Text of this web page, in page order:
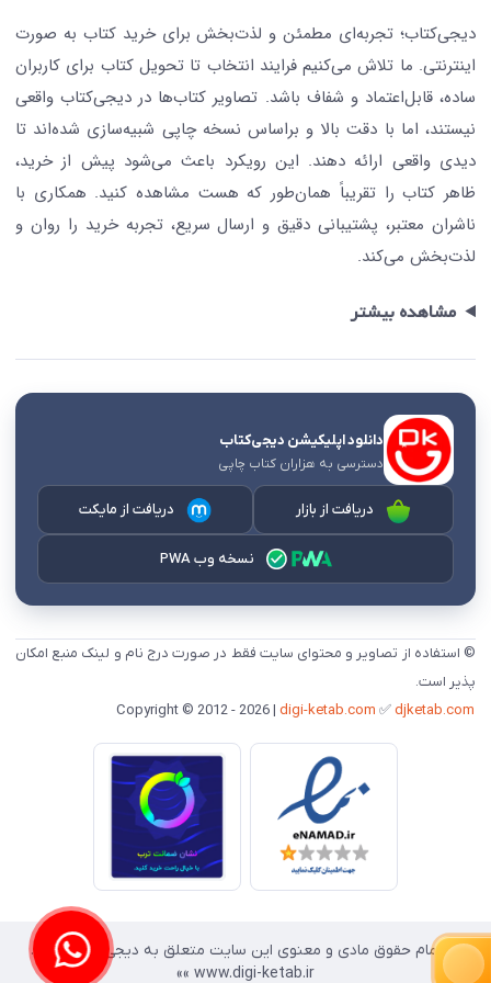
کتابیاب
دیجی‌کتاب؛ تجربه‌ای مطمئن و لذت‌بخش برای خرید کتاب به صورت
اینترنتی. ما تلاش می‌کنیم فرایند انتخاب تا تحویل کتاب برای کاربران
ساده، قابل‌اعتماد و شفاف باشد. تصاویر کتاب‌ها در دیجی‌کتاب واقعی
نیستند، اما با دقت بالا و براساس نسخه چاپی شبیه‌سازی شده‌اند تا
دیدی واقعی ارائه دهند. این رویکرد باعث می‌شود پیش از خرید،
ظاهر کتاب را تقریباً همان‌طور که هست مشاهده کنید. همکاری با
ناشران معتبر، پشتیبانی دقیق و ارسال سریع، تجربه خرید را روان و
لذت‌بخش می‌کند.
مشاهده بیشتر
دانلود اپلیکیشن دیجی‌کتاب
دسترسی به هزاران کتاب چاپی
دریافت از بازار دریافت از مایکت
نسخه وب PWA
© استفاده از تصاویر و محتوای سایت فقط در صورت درج نام و لینک منبع امکان
پذیر است.
digi-ketab.com ✅djketab.com
«« تمام حقوق مادی و معنوی این سایت متعلق به دیجی کتاب است.
www.digi-ketab.ir »»